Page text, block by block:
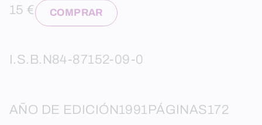
15 € COMPRAR
I.S.B.N84-87152-09-0
AÑO DE EDICIÓN1991PÁGINAS172